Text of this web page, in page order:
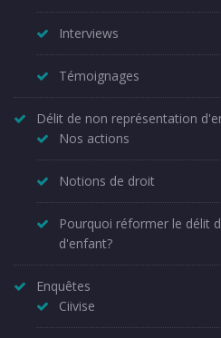
Interviews
Témoignages
Délit de non représentation
Nos actions
Notions de droit
Pourquoi réformer le délit
d'enfant?
Enquêtes
Ciivise